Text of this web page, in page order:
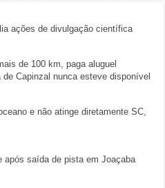
ações de divulgação científica
de 100 km, paga aluguel
Capinzal nunca esteve disponível
e não atinge diretamente SC,
após saída de pista em Joaçaba